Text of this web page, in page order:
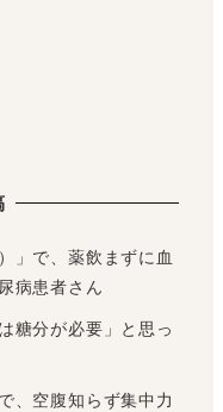
」で、薬飲まずに血
病患者さん
糖分が必要」と思っ
、空腹知らず集中力